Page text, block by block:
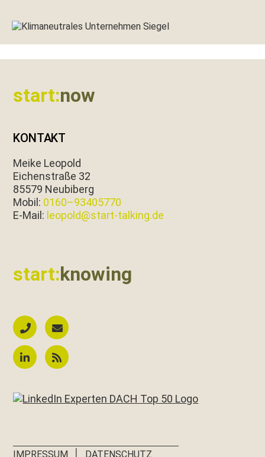
start:now
KONTAKT
Meike Leopold
Eichen­straße 32
85579 Neubiberg
Mobil: 0160–93405770
E‑Mail: leopold@start-talking.de
start:knowing
IMPRESSUM DATENSCHUTZ